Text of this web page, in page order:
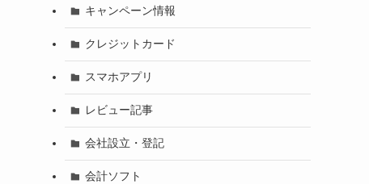
キャンペーン情報
クレジットカード
スマホアプリ
レビュー記事
会社設立・登記
会計ソフト